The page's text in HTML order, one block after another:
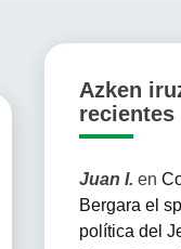
Azken
recientes
Juan I. en
Bergara el
política del